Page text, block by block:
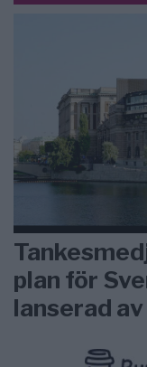
plan för
lanserad